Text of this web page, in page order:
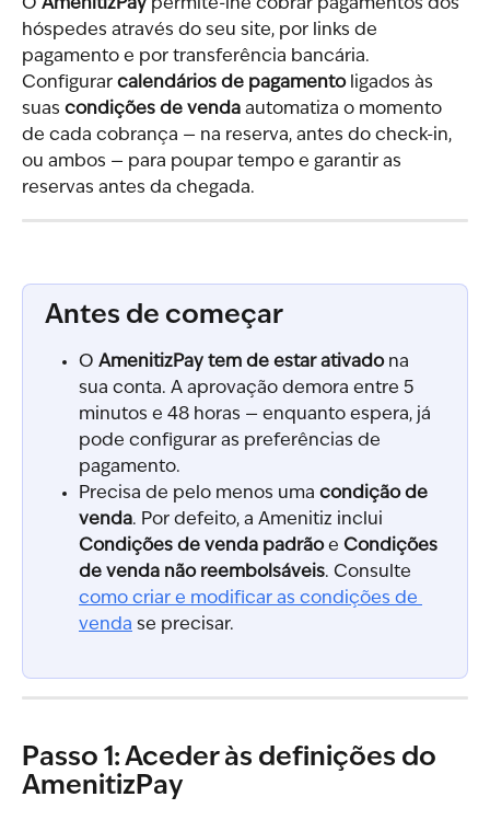
O AmenitizPay permite-lhe cobrar pagamentos dos
hóspedes através do seu site, por links de
pagamento e por transferência bancária.
Configurar calendários de pagamento ligados às
suas condições de venda automatiza o momento
de cada cobrança — na reserva, antes do check-in,
ou ambos — para poupar tempo e garantir as
reservas antes da chegada.
Antes de começar
O AmenitizPay tem de estar ativado na
sua conta. A aprovação demora entre 5
minutos e 48 horas — enquanto espera, já
pode configurar as preferências de
pagamento.
Precisa de pelo menos uma condição de
venda. Por defeito, a Amenitiz inclui
Condições de venda padrão e Condições
de venda não reembolsáveis. Consulte
como criar e modificar as condições de
venda se precisar.
Passo 1: Aceder às definições do
AmenitizPay